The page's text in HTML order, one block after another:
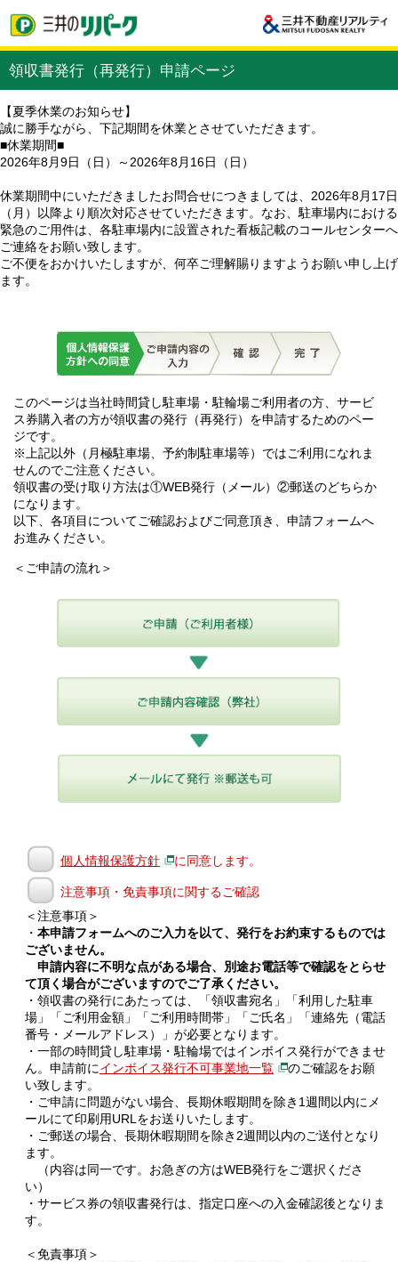
領収書発行（再発行）申請ページ
【夏季休業のお知らせ】
誠に勝手ながら、下記期間を休業とさせていただきます。
■休業期間■
2026年8月9日（日）～2026年8月16日（日）
休業期間中にいただきましたお問合せにつきましては、2026年8月17日
（月）以降より順次対応させていただきます。なお、駐車場内における
緊急のご用件は、各駐車場内に設置された看板記載のコールセンターへ
ご連絡をお願い致します。
ご不便をおかけいたしますが、何卒ご理解賜りますようお願い申し上げ
ます。
このページは当社時間貸し駐車場・駐輪場ご利用者の方、サービ
ス券購入者の方が領収書の発行（再発行）を申請するためのペー
ジです。
※上記以外（月極駐車場、予約制駐車場等）ではご利用になれま
せんのでご注意ください。
領収書の受け取り方法は①WEB発行（メール）②郵送のどちらか
になります。
以下、各項目についてご確認およびご同意頂き、申請フォームへ
お進みください。
＜ご申請の流れ＞
個人情報保護方針 に同意します。
注意事項・免責事項に関するご確認
＜注意事項＞
・ 本申請フォームへのご入力を以て、発行をお約束するものでは
ございません。
申請内容に不明な点がある場合、別途お電話等で確認をとらせ
て頂く場合がございますのでご了承ください。
・領収書の発行にあたっては、「領収書宛名」「利用した駐車
場」「ご利用金額」「ご利用時間帯」「ご氏名」「連絡先（電話
番号・メールアドレス）」が必要となります。
・一部の時間貸し駐車場・駐輪場ではインボイス発行ができませ
ん。申請前にインボイス発行不可事業地一覧
のご確認をお願
い致します。
・ご申請に問題がない場合、長期休暇期間を除き1週間以内にメ
ールにて印刷用URLをお送りいたします。
・ご郵送の場合、長期休暇期間を除き2週間以内のご送付となり
ます。
（内容は同一です。お急ぎの方はWEB発行をご選択くださ
い）
・サービス券の領収書発行は、指定口座への入金確認後となりま
す。
＜免責事項＞